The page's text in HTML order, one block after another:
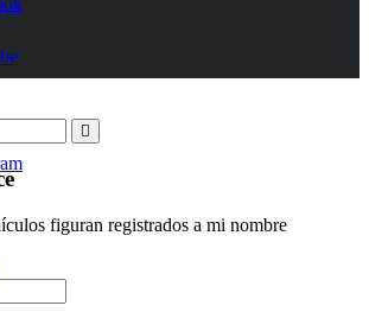
figuran registrados a mi nombre